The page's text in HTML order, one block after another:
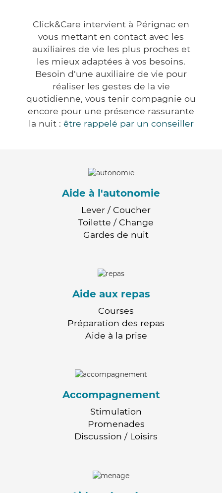
Click&Care intervient à Pérignac en
vous mettant en contact avec les
auxiliaires de vie les plus proches et
les mieux adaptées à vos besoins.
Besoin d'une auxiliaire de vie pour
réaliser les gestes de la vie
quotidienne, vous tenir compagnie ou
encore pour une présence rassurante
la nuit : être rappelé par un conseiller
Aide à l'autonomie
Lever / Coucher
Toilette / Change
Gardes de nuit
Aide aux repas
Courses
Préparation des repas
Aide à la prise
Accompagnement
Stimulation
Promenades
Discussion / Loisirs